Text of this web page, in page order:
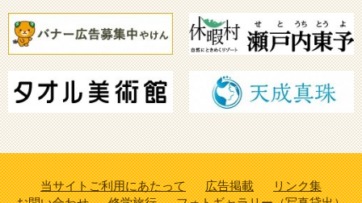
当サイトご利用にあたって 広告掲載
リンク集